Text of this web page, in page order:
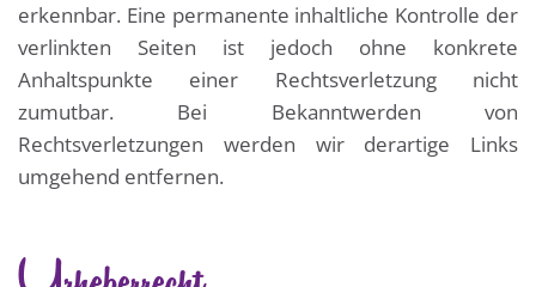
erkennbar. Eine permanente inhaltliche Kontrolle der
verlinkten Seiten ist jedoch ohne konkrete
Anhaltspunkte einer Rechtsverletzung nicht
zumutbar. Bei Bekanntwerden von
Rechtsverletzungen werden wir derartige Links
umgehend entfernen.